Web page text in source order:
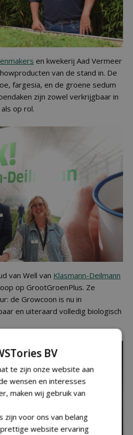
en kwekerij Aad Vermeer
van de stand in. De
fargesia, en de groene sedum
zijn zowel verkrijgbaar in
op rol.
van Well van Klasmann-Deilmann
op GrootGroenPlus. Ze
de Growcoon is nu in
en uiteraard volledig biologisch
BV
te zijn onze website aan
wensen en interesses
maken wij gebruik van
zijn voor ons van belang
website ervaring